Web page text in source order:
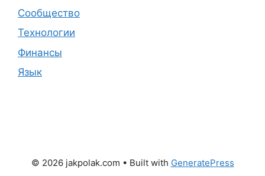
Сообщество
Технологии
Финансы
Язык
© 2026 jakpolak.com • Built with GeneratePress